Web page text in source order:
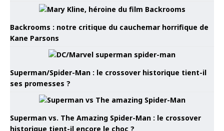
Backrooms : notre critique du cauchemar horrifique de
Kane Parsons
Superman/Spider-Man : le crossover historique tient-il
ses promesses ?
Superman vs. The Amazing Spider-Man : le crossover
historique tient-il encore le choc ?